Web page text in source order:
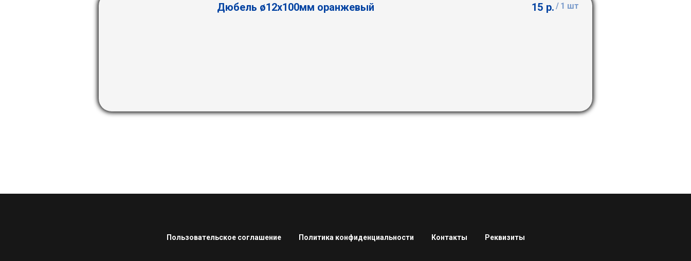
Дюбель ø12х100мм оранжевый 15 р. / 1 шт
Пользовательское соглашение Политика конфиденциальности Контакты Реквизиты